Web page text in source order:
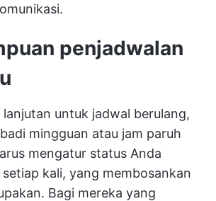
penjadwalan
untuk jadwal berulang,
mingguan atau jam paruh
mengatur status Anda
kali, yang membosankan
Bagi mereka yang